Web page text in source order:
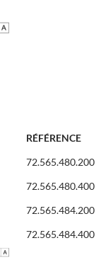
RÉFÉRENCE
72.565.480.200
72.565.480.400
72.565.484.200
72.565.484.400